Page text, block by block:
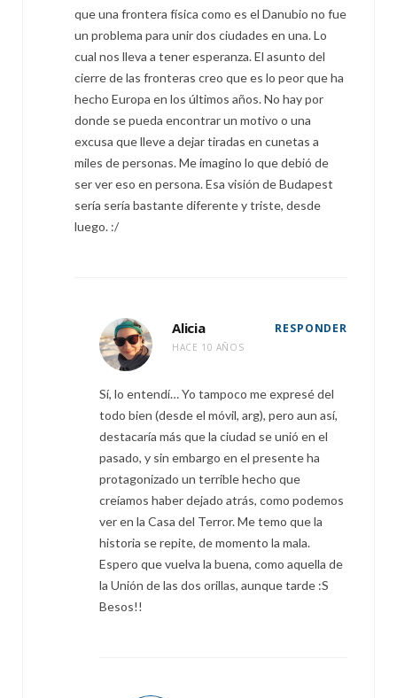
que una frontera física como es el Danubio no fue
un problema para unir dos ciudades en una. Lo
cual nos lleva a tener esperanza. El asunto del
cierre de las fronteras creo que es lo peor que ha
hecho Europa en los últimos años. No hay por
donde se pueda encontrar un motivo o una
excusa que lleve a dejar tiradas en cunetas a
miles de personas. Me imagino lo que debió de
ser ver eso en persona. Esa visión de Budapest
sería sería bastante diferente y triste, desde
luego. :/
Alicia
HACE 10 AÑOS
RESPONDER
Sí, lo entendí… Yo tampoco me expresé del
todo bien (desde el móvil, arg), pero aun así,
destacaría más que la ciudad se unió en el
pasado, y sin embargo en el presente ha
protagonizado un terrible hecho que
creíamos haber dejado atrás, como podemos
ver en la Casa del Terror. Me temo que la
historia se repite, de momento la mala.
Espero que vuelva la buena, como aquella de
la Unión de las dos orillas, aunque tarde :S
Besos!!